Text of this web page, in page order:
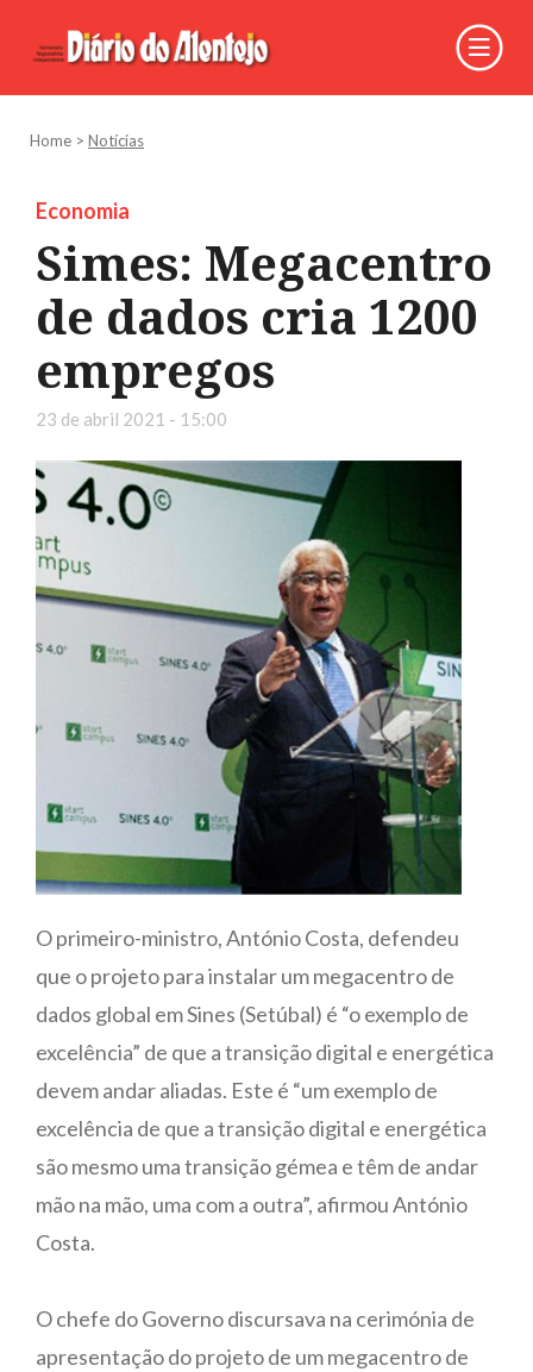
Home > Notícias
Economia
Simes: Megacentro
de dados cria 1200
empregos
23 de abril 2021 - 15:00
O primeiro-ministro, António Costa, defendeu
que o projeto para instalar um megacentro de
dados global em Sines (Setúbal) é “o exemplo de
excelência” de que a transição digital e energética
devem andar aliadas. Este é “um exemplo de
excelência de que a transição digital e energética
são mesmo uma transição gémea e têm de andar
mão na mão, uma com a outra”, afirmou António
Costa.
O chefe do Governo discursava na cerimónia de
apresentação do projeto de um megacentro de